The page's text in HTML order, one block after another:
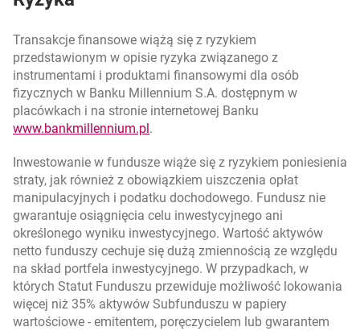
Transakcje finansowe wiążą się z ryzykiem
przedstawionym w opisie ryzyka związanego z
instrumentami i produktami finansowymi dla osób
fizycznych w Banku Millennium S.A. dostępnym w
placówkach i na stronie internetowej Banku
www.bankmillennium.pl otwiera się w nowej karcie
.
Inwestowanie w fundusze wiąże się z ryzykiem poniesienia
straty, jak również z obowiązkiem uiszczenia opłat
manipulacyjnych i podatku dochodowego. Fundusz nie
gwarantuje osiągnięcia celu inwestycyjnego ani
określonego wyniku inwestycyjnego. Wartość aktywów
netto funduszy cechuje się dużą zmiennością ze względu
na skład portfela inwestycyjnego. W przypadkach, w
których Statut Funduszu przewiduje możliwość lokowania
więcej niż 35% aktywów Subfunduszu w papiery
wartościowe - emitentem, poręczycielem lub gwarantem